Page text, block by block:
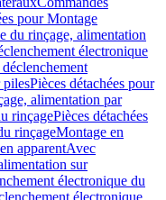
pour Montage
du rinçage, alimentation
électronique
pilesPièces détachées pour
alimentation par
rinçagePièces détachées
rinçageMontage en
apparentAvec
sur
électronique du
électronique